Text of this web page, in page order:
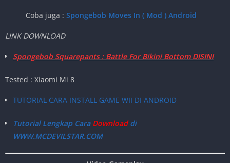
Coba juga : Spongebob Moves In ( Mod ) Android
LINK DOWNLOAD
Spongebob Squarepants : Battle For Bikini Bottom DISINI
Tested : Xiaomi Mi 8
TUTORIAL CARA INSTALL GAME WII DI ANDROID
Tutorial Lengkap CaraDownloaddi
WWW.MCDEVILSTAR.COM